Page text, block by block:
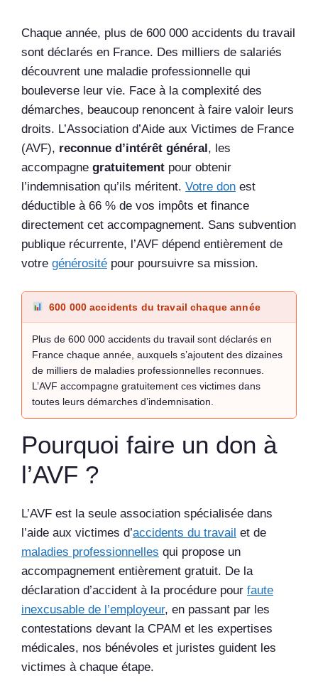
Chaque année, plus de 600 000 accidents du travail
sont déclarés en France. Des milliers de salariés
découvrent une maladie professionnelle qui
bouleverse leur vie. Face à la complexité des
démarches, beaucoup renoncent à faire valoir leurs
droits. L’Association d’Aide aux Victimes de France
(AVF), reconnue d’intérêt général, les
accompagne gratuitement pour obtenir
l’indemnisation qu’ils méritent. Votre don est
déductible à 66 % de vos impôts et finance
directement cet accompagnement. Sans subvention
publique récurrente, l’AVF dépend entièrement de
votre générosité pour poursuivre sa mission.
600 000 accidents du travail chaque année
Plus de 600 000 accidents du travail sont déclarés en
France chaque année, auxquels s’ajoutent des dizaines
de milliers de maladies professionnelles reconnues.
L’AVF accompagne gratuitement ces victimes dans
toutes leurs démarches d’indemnisation.
Pourquoi faire un don à
l’AVF ?
L’AVF est la seule association spécialisée dans
l’aide aux victimes d’accidents du travail et de
maladies professionnelles qui propose un
accompagnement entièrement gratuit. De la
déclaration d’accident à la procédure pour faute
inexcusable de l’employeur, en passant par les
contestations devant la CPAM et les expertises
médicales, nos bénévoles et juristes guident les
victimes à chaque étape.